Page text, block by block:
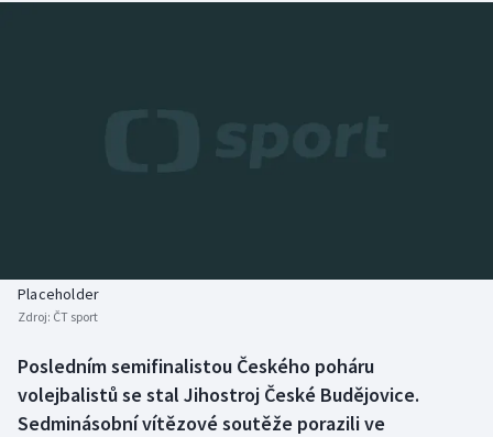
Boby a skeleton
Box
Curling
AZ kvíz
Placeholder
Zdroj: ČT sport
Posledním semifinalistou Českého poháru
volejbalistů se stal Jihostroj České Budějovice.
Sedminásobní vítězové soutěže porazili ve